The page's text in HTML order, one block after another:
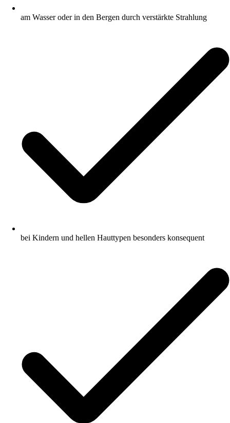
am Wasser oder in den Bergen durch verstärkte Strahlung
bei Kindern und hellen Hauttypen besonders konsequent